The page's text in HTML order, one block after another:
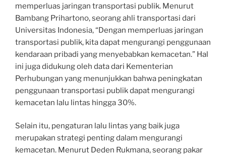
memperluas jaringan transportasi publik. Menurut
Bambang Prihartono, seorang ahli transportasi dari
Universitas Indonesia, “Dengan memperluas jaringan
transportasi publik, kita dapat mengurangi penggunaan
kendaraan pribadi yang menyebabkan kemacetan.” Hal
ini juga didukung oleh data dari Kementerian
Perhubungan yang menunjukkan bahwa peningkatan
penggunaan transportasi publik dapat mengurangi
kemacetan lalu lintas hingga 30%.
Selain itu, pengaturan lalu lintas yang baik juga
merupakan strategi penting dalam mengurangi
kemacetan. Menurut Deden Rukmana, seorang pakar